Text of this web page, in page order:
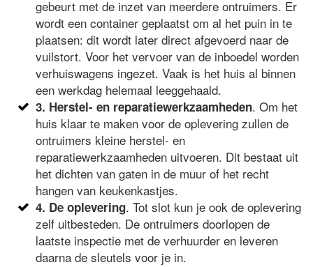
gebeurt met de inzet van meerdere ontruimers. Er
wordt een container geplaatst om al het puin in te
plaatsen: dit wordt later direct afgevoerd naar de
vuilstort. Voor het vervoer van de inboedel worden
verhuiswagens ingezet. Vaak is het huis al binnen
een werkdag helemaal leeggehaald.
3. Herstel- en reparatiewerkzaamheden. Om het
huis klaar te maken voor de oplevering zullen de
ontruimers kleine herstel- en
reparatiewerkzaamheden uitvoeren. Dit bestaat uit
het dichten van gaten in de muur of het recht
hangen van keukenkastjes.
4. De oplevering. Tot slot kun je ook de oplevering
zelf uitbesteden. De ontruimers doorlopen de
laatste inspectie met de verhuurder en leveren
daarna de sleutels voor je in.